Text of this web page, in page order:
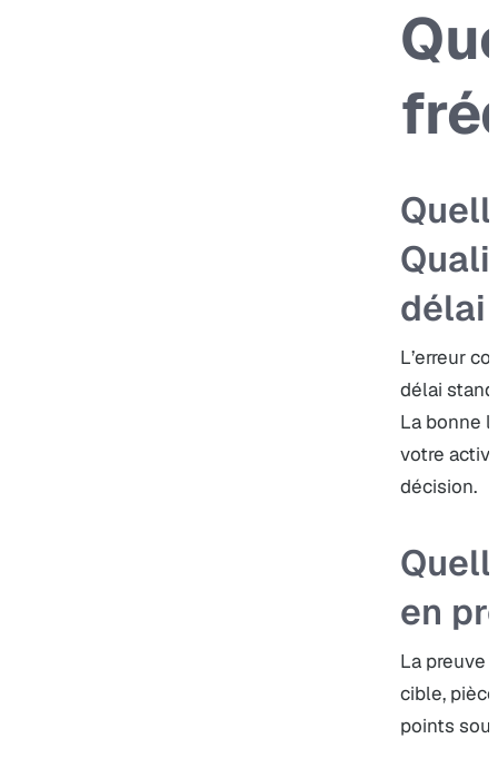
délai
L’erreur
délai
La bonne
votre
décision.
en
La preuve
cible,
points